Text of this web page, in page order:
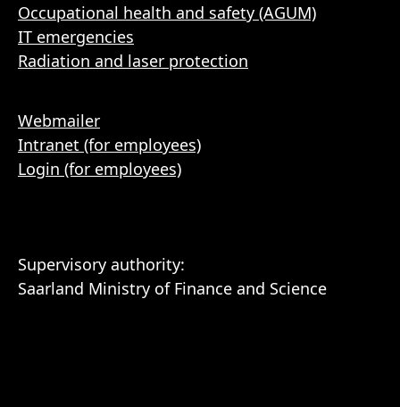
Occupational health and safety (AGUM)
IT emergencies
Radiation and laser protection
Webmailer
Intranet (for employees)
Login (for employees)
Supervisory authority:
Saarland Ministry of Finance and Science